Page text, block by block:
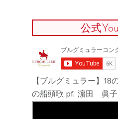
公式
【ブルグミュラー】18
の船頭歌 pf. 濵田 眞子